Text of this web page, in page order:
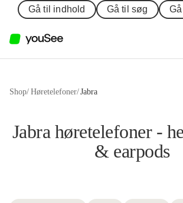
Gå til indhold Gå til søg
Shop/ Høretelefoner/ Jabra
Jabra høretelefoner -
& earpods